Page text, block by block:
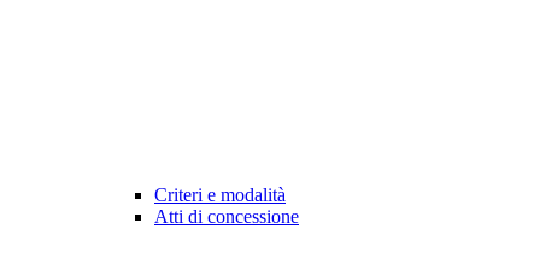
Criteri e modalità
Atti di concessione